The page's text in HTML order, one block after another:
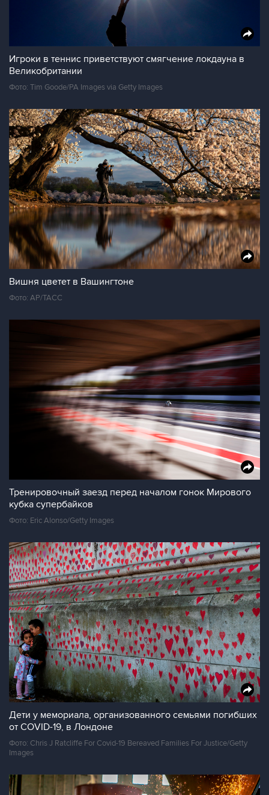
Игроки в теннис приветствуют смягчение локдауна в
Великобритании
Фото: Tim Goode/PA Images via Getty Images
Вишня цветет в Вашингтоне
Фото: AP/ТАСС
Тренировочный заезд перед началом гонок Мирового
кубка супербайков
Фото: Eric Alonso/Getty Images
Дети у мемориала, организованного семьями погибших
от COVID-19, в Лондоне
Фото: Chris J Ratcliffe For Covid-19 Bereaved Families For Justice/Getty
Images